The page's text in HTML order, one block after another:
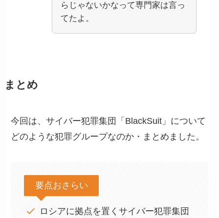
らじゃないかなって専門家は言っ
てたよ。
まとめ
今回は、サイバー犯罪集団「BlackSuit」について
どのような犯罪グループなのか・まとめました。
要点おさらい
ロシアに拠点を置くサイバー犯罪集団